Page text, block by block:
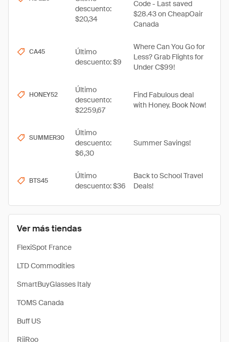
Ver más tiendas
FlexiSpot France
LTD Commodities
SmartBuyGlasses Italy
TOMS Canada
Buff US
RiiRoo
descuento:
$20,34
Code - Last saved
$28.43 on CheapOair
Canada
CA45
Último
descuento: $9
Where Can You Go for
Less? Grab Flights for
Under C$99!
HONEY52
Último
descuento:
$2259,67
Find Fabulous deal
with Honey. Book Now!
SUMMER30
Último
descuento:
$6,30
Summer Savings!
BTS45
Último
descuento: $36
Back to School Travel
Deals!